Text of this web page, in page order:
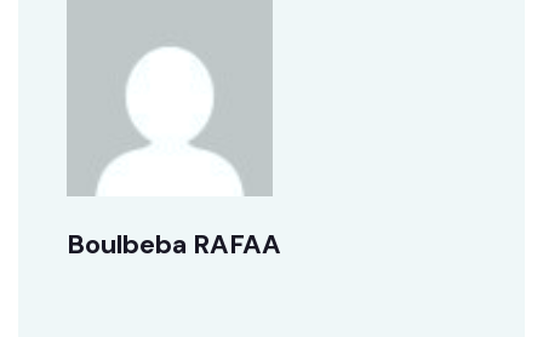
Boulbeba RAFAA